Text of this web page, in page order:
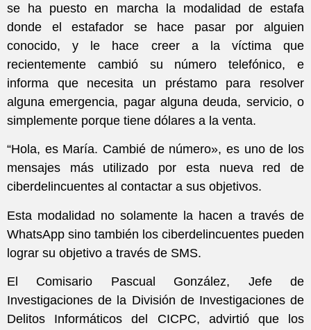
se ha puesto en marcha la modalidad de estafa
donde el estafador se hace pasar por alguien
conocido, y le hace creer a la víctima que
recientemente cambió su número telefónico, e
informa que necesita un préstamo para resolver
alguna emergencia, pagar alguna deuda, servicio, o
simplemente porque tiene dólares a la venta.
“Hola, es María. Cambié de número», es uno de los
mensajes más utilizado por esta nueva red de
ciberdelincuentes al contactar a sus objetivos.
Esta modalidad no solamente la hacen a través de
WhatsApp sino también los ciberdelincuentes pueden
lograr su objetivo a través de SMS.
El Comisario Pascual González, Jefe de
Investigaciones de la División de Investigaciones de
Delitos Informáticos del CICPC, advirtió que los